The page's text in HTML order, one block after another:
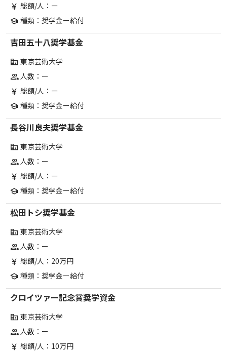
currency_yen 総額/人：ー
school 種類：奨学金ー給付
吉田五十八奨学基金
corporate_fare 東京芸術大学
group人数：ー
currency_yen 総額/人：ー
school 種類：奨学金ー給付
長谷川良夫奨学基金
corporate_fare 東京芸術大学
group人数：ー
currency_yen 総額/人：ー
school 種類：奨学金ー給付
松田トシ奨学基金
corporate_fare 東京芸術大学
group人数：ー
currency_yen 総額/人：20万円
school 種類：奨学金ー給付
クロイツァー記念賞奨学資金
corporate_fare 東京芸術大学
group人数：ー
currency_yen 総額/人：10万円